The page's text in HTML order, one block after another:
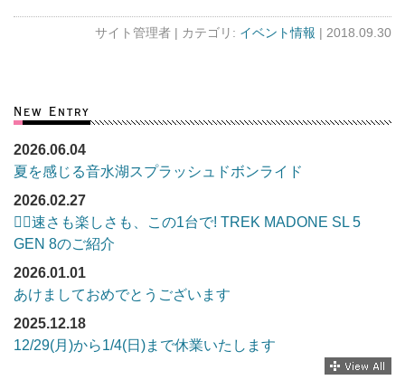
サイト管理者 | カテゴリ: イベント情報 | 2018.09.30
New Entry
2026.06.04
夏を感じる音水湖スプラッシュドボンライド
2026.02.27
🚴‍♂️速さも楽しさも、この1台で! TREK MADONE SL 5
GEN 8のご紹介
2026.01.01
あけましておめでとうございます
2025.12.18
12/29(月)から1/4(日)まで休業いたします